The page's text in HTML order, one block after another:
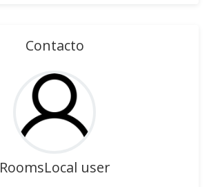
Contacto
RoomsLocal user